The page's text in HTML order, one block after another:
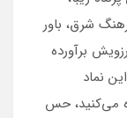
شرق، باور
برآورده
نماد
می‌کنید، حس